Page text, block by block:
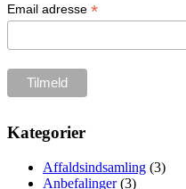
Email adresse *
Kategorier
Affaldsindsamling (3)
Anbefalinger(3)